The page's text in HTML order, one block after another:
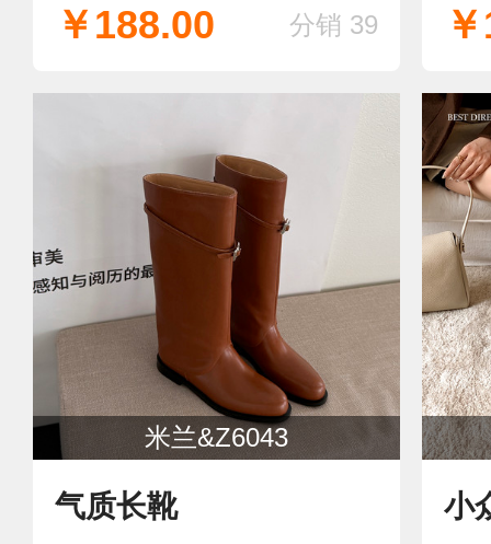
￥188.00 分销 39
米兰&Z6043
气质长靴 小